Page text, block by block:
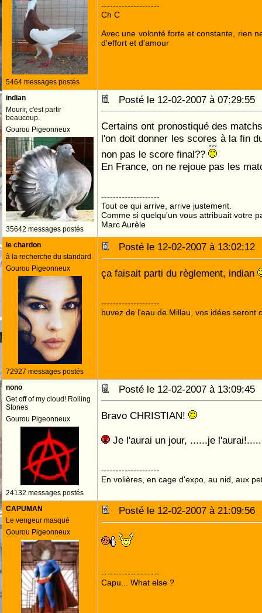
5464 messages postés
--------------------
Ch C
Avec une volonté forte et constante, rien
d'effort et d'amour
indian
Mourir, c'est partir
beaucoup.
Gourou Pigeonneux
35642 messages postés
Posté le 12-02-2007 à
Certains ont pronostiqué des
l'on doit donner les scores à la fin
non pas le score final??
En France, on ne rejoue pas les
--------------------
Tout ce qui arrive, arrive justement.
Comme si quelqu'un vous attribuait votre
Marc Aurèle
le chardon
à la recherche du standard
Gourou Pigeonneux
72927 messages postés
Posté le 12-02-2007 à
ça faisait parti du règlement, indian
--------------------
buvez de l'eau de Millau, vos idées seront
nono
Get off of my cloud! Rolling
Stones
Gourou Pigeonneux
24132 messages postés
Posté le 12-02-2007 à
Bravo CHRISTIAN!
Je l'aurai un jour, ......je
--------------------
En volières, en cage d'expo, au nid, aux
CAPUMAN
Le vengeur masqué
Gourou Pigeonneux
Posté le 12-02-2007 à
--------------------
Capu... What else ?